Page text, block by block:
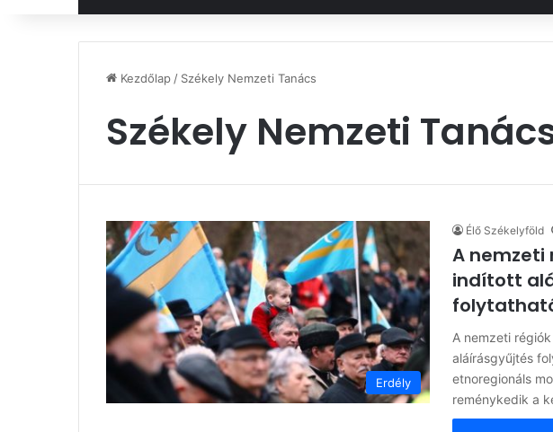
Kezdőlap / Székely Nemzeti Tanács
Székely Nemzeti
Erdély
Élő Székelyföld
A nemzeti
indított
A nemzeti
aláírásgyűjtés
etnoregionáls
reménykedik a